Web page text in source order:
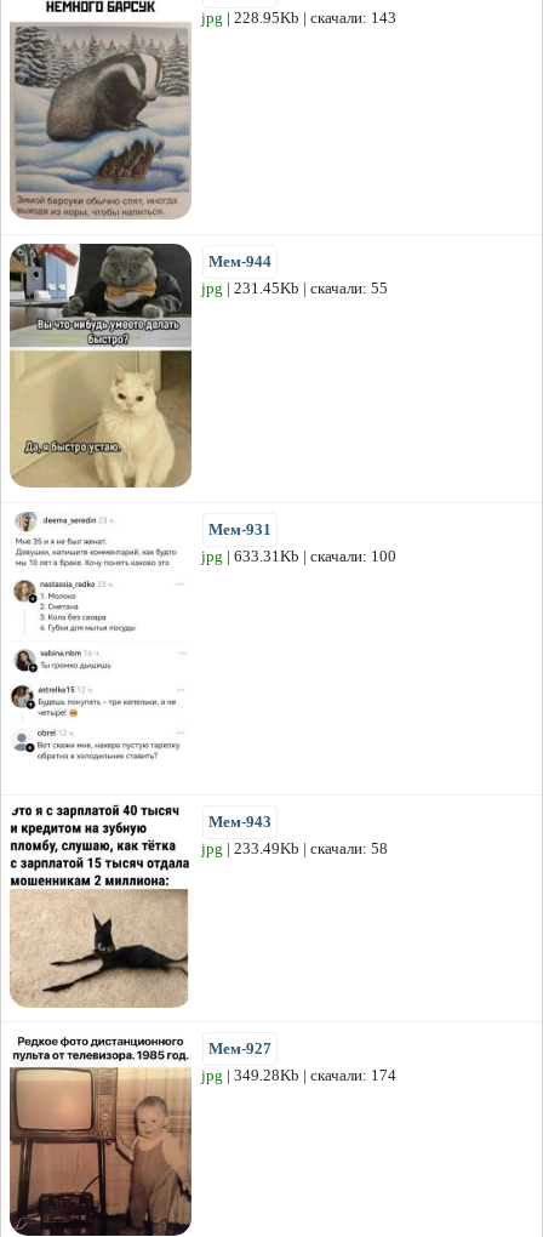
jpg | 228.95Kb | скачали: 143
Мем-944
jpg | 231.45Kb | скачали: 55
Мем-931
jpg | 633.31Kb | скачали: 100
Мем-943
jpg | 233.49Kb | скачали: 58
Мем-927
jpg | 349.28Kb | скачали: 174